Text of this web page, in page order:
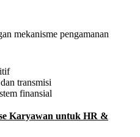
mekanisme pengamanan
transmisi
finansial
Karyawan untuk HR &